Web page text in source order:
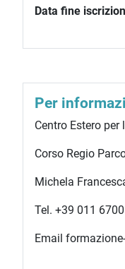
Data fine
Per
Centro Estero
Corso Regio
Michela
Tel. +39 011
Email